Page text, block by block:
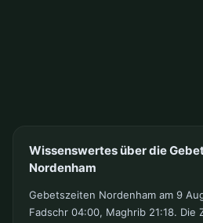
Wissenswertes über die
Nordenham
Gebetszeiten Nordenham am 9
Fadschr 04:00, Maghrib 21:18. Die